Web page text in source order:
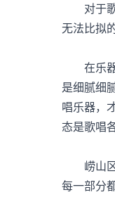
对于歌
无法比拟的
在乐器
是细腻细
唱乐器，
态是歌唱
崂山区
每一部分